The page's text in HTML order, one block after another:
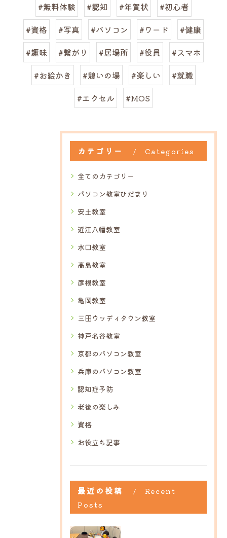
#無料体験 #認知 #年賀状
#初心者
#資格
#写真 #パソコン #ワード
#健康
#趣味
#繋がり #居場所 #役員
#スマホ
#お絵かき
#憩いの場 #楽しい
#就職
#エクセル
#MOS
カテゴリー Categories
全てのカテゴリー
パソコン教室ひだまり
安土教室
近江八幡教室
水口教室
高島教室
彦根教室
亀岡教室
三田ウッディタウン教室
神戸名谷教室
京都のパソコン教室
兵庫のパソコン教室
認知症予防
老後の楽しみ
資格
お役立ち記事
最近の投稿
Recent
Posts